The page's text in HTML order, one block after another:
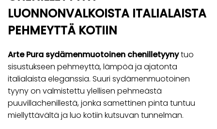
LUONNONVALKOISTA ITALIALAISTA
PEHMEYTTÄ KOTIIN
Arte Pura sydämenmuotoinen chenilletyynytuo
sisustukseen pehmeyttä, lämpöä ja ajatonta
italialaista eleganssia. Suuri sydämenmuotoinen
tyyny on valmistettu ylellisen pehmeästä
puuvillachenillestä, jonka samettinen pinta tuntuu
miellyttävältä ja luo kotiin kutsuvan tunnelman.